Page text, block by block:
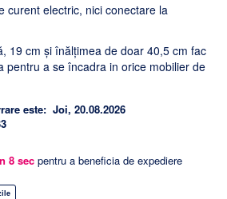
curent electric, nici conectare la
19 cm și înălțimea de doar 40,5 cm fac
pentru a se încadra in orice mobilier de
este: Joi, 20.08.2026
7 sec pentru a beneficia de expediere